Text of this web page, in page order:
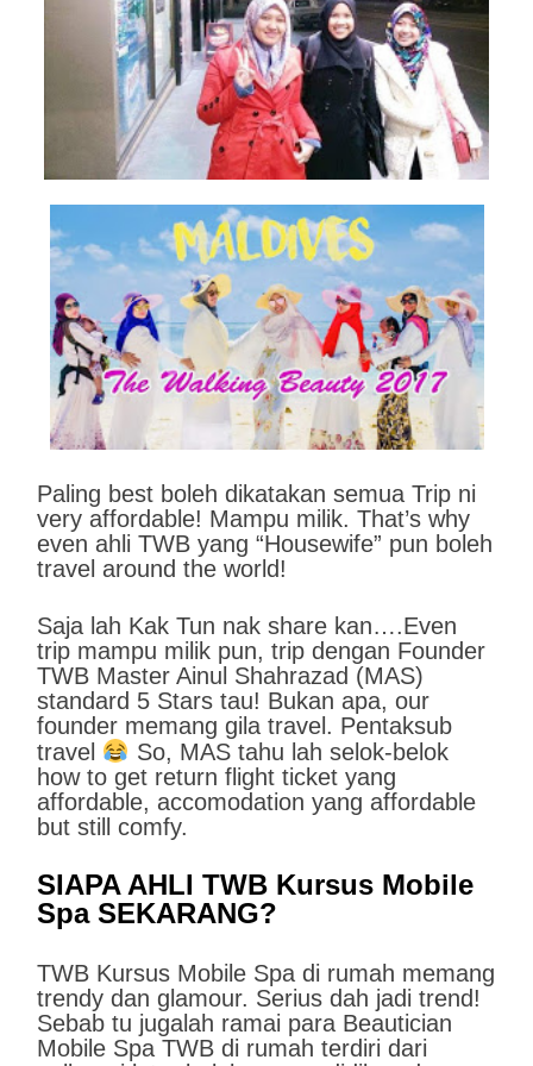
Paling best boleh dikatakan semua Trip ni
very affordable! Mampu milik. That’s why
even ahli TWB yang “Housewife” pun boleh
travel around the world!
Saja lah Kak Tun nak share kan….Even
trip mampu milik pun, trip dengan Founder
TWB Master Ainul Shahrazad (MAS)
standard 5 Stars tau! Bukan apa, our
founder memang gila travel. Pentaksub
travel
So, MAS tahu lah selok-belok
how to get return flight ticket yang
affordable, accomodation yang affordable
but still comfy.
SIAPA AHLI TWB Kursus Mobile
Spa SEKARANG?
TWB Kursus Mobile Spa di rumah memang
trendy dan glamour. Serius dah jadi trend!
Sebab tu jugalah ramai para Beautician
Mobile Spa TWB di rumah terdiri dari